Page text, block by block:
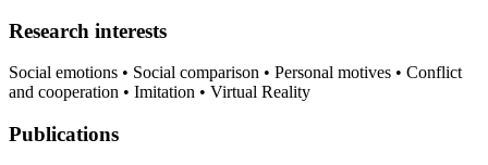
Research interests
Social emotions • Social comparison • Personal motives • Conflict
and cooperation • Imitation • Virtual Reality
Publications